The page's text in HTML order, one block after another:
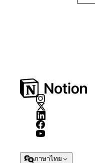
ภาษาไทย